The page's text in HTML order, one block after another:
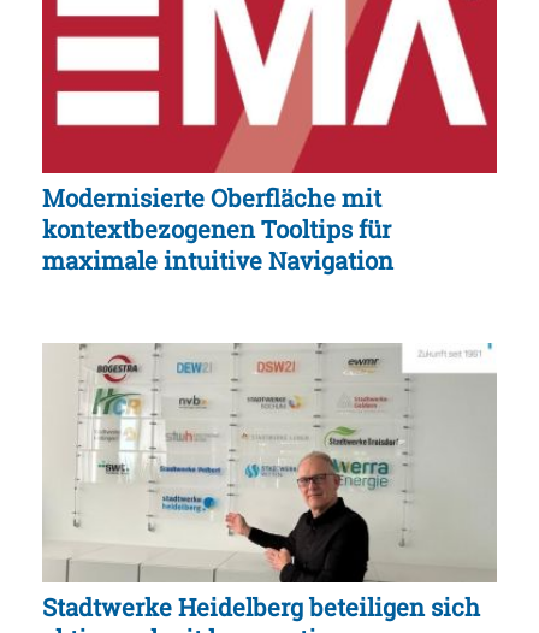
Modernisierte Oberfläche mit
kontextbezogenen Tooltips für
maximale intuitive Navigation
Stadtwerke Heidelberg beteiligen sich